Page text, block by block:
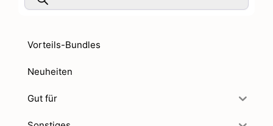
Vorteils-Bundles
Neuheiten
Gut für